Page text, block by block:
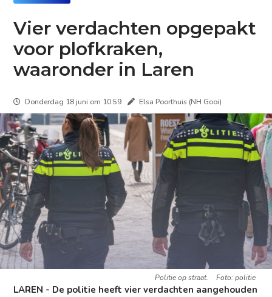
Vier verdachten opgepakt
voor plofkraken,
waaronder in Laren
Donderdag 18 juni om 10:59 Elsa Poorthuis (NH Gooi)
Politie op straat. Foto: politie
LAREN - De politie heeft vier verdachten aangehouden